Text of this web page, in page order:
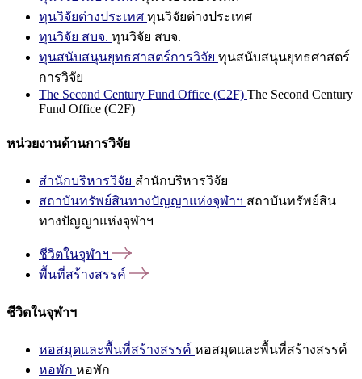
ทุนวิจัยต่างประเทศ ทุนวิจัยต่างประเทศ
ทุนวิจัย สบจ. ทุนวิจัย สบจ.
ทุนสนับสนุนยุทธศาสตร์การวิจัย ทุนสนับสนุนยุทธศาสตร์
การวิจัย
The Second Century Fund Office (C2F) The Second Century
Fund Office (C2F)
หน่วยงานด้านการวิจัย
สำนักบริหารวิจัย สำนักบริหารวิจัย
สถาบันทรัพย์สินทางปัญญาแห่งจุฬาฯ สถาบันทรัพย์สิน
ทางปัญญาแห่งจุฬาฯ
ชีวิตในจุฬาฯ
พื้นที่สร้างสรรค์
ชีวิตในจุฬาฯ
หอสมุดและพื้นที่สร้างสรรค์ หอสมุดและพื้นที่สร้างสรรค์
หอพัก หอพัก